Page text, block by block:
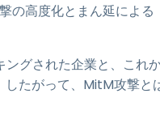
の高度化とまん延による
グされた企業と、これ
したがって、MitM攻撃と